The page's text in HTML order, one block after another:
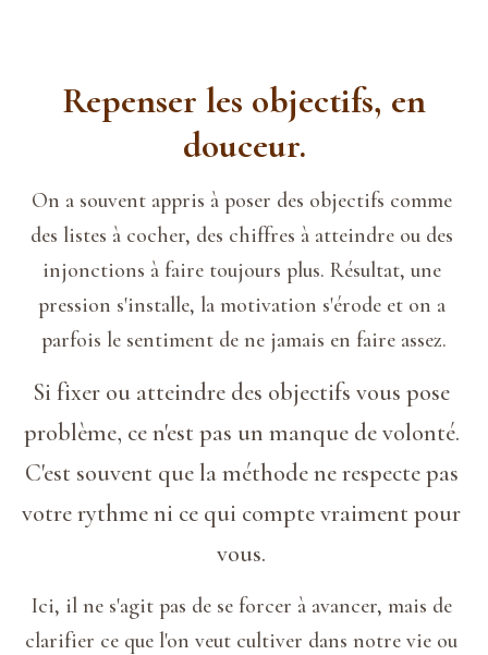
Repenser les objectifs, en
douceur.
On a souvent appris à poser des objectifs comme
des listes à cocher, des chiffres à atteindre ou des
injonctions à faire toujours plus. Résultat, une
pression s'installe, la motivation s'érode et on a
parfois le sentiment de ne jamais en faire assez.
Si fixer ou atteindre des objectifs vous pose
problème, ce n'est pas un manque de volonté.
C'est souvent que la méthode ne respecte pas
votre rythme ni ce qui compte vraiment pour
vous.
Ici, il ne s'agit pas de se forcer à avancer, mais de
clarifier ce que l'on veut cultiver dans notre vie ou